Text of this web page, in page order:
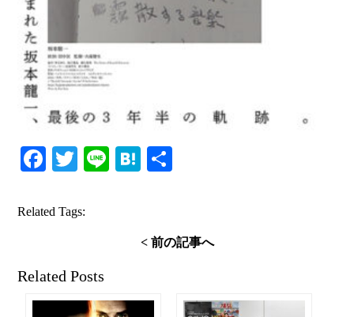
Facebook
TwitterLineHatena
Related Tags:
< 前の記事へ
Related Posts